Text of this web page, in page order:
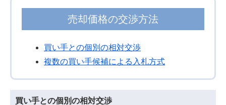
売却価格の交渉方法
買い手との個別の相対交渉
複数の買い手候補による入札方式
買い手との個別の相対交渉